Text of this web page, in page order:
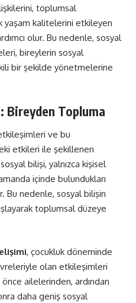
toplumsal
kalitelerini etkileyen
olur. Bu nedenle, sosyal
bireylerin sosyal
bir şekilde yönetmelerine
Bireyden Topluma
ve bu
etkileri ile şekillenen
bilişi, yalnızca kişisel
içinde bulundukları
Bu nedenle, sosyal bilişin
toplumsal düzeye
, çocukluk döneminde
olan etkileşimleri
önce ailelerinden, ardından
daha geniş sosyal